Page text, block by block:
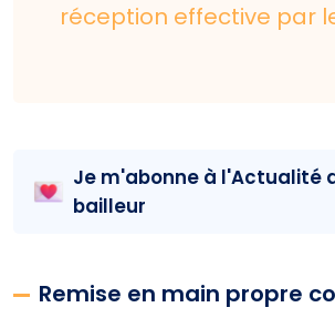
réception effective par
Je m'abonne à l'Actualité
bailleur
Remise en main propre